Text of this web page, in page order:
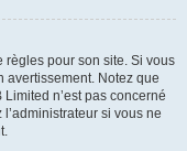
pour son site. Si vous
avertissement. Notez que
n’est pas concerné
si vous ne